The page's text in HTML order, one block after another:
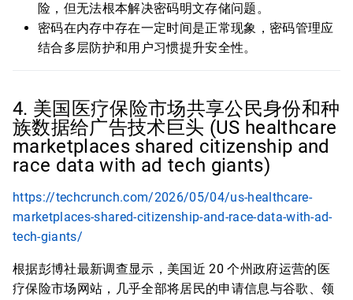
险，但无法根本解决密码明文存储问题。
密码在内存中存在一定时间是正常现象，密码管理应
结合多层防护和用户习惯提升安全性。
4. 美国医疗保险市场共享公民身份和种
族数据给广告技术巨头 (US healthcare
marketplaces shared citizenship and
race data with ad tech giants)
https://techcrunch.com/2026/05/04/us-healthcare-
marketplaces-shared-citizenship-and-race-data-with-ad-
tech-giants/
根据彭博社最新调查显示，美国近 20 个州政府运营的医
疗保险市场网站，几乎全部将居民的申请信息与谷歌、领